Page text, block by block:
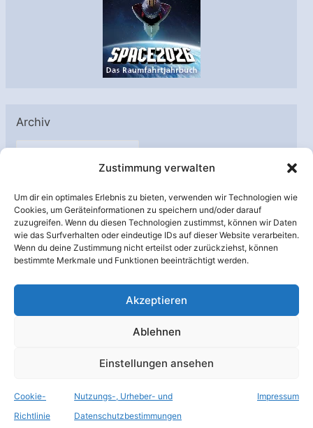
Zustimmung verwalten
Um dir ein optimales Erlebnis zu bieten, verwenden wir Technologien wie
Cookies, um Geräteinformationen zu speichern und/oder darauf
zuzugreifen. Wenn du diesen Technologien zustimmst, können wir Daten
wie das Surfverhalten oder eindeutige IDs auf dieser Website verarbeiten.
Wenn du deine Zustimmung nicht erteilst oder zurückziehst, können
bestimmte Merkmale und Funktionen beeinträchtigt werden.
Akzeptieren
Ablehnen
Einstellungen ansehen
Cookie-
Richtlinie
Nutzungs-, Urheber- und
Datenschutzbestimmungen
Impressum
Archiv
A
h
i
v
Unterstützt von:
© Raumfahrer Net e.V. 2026